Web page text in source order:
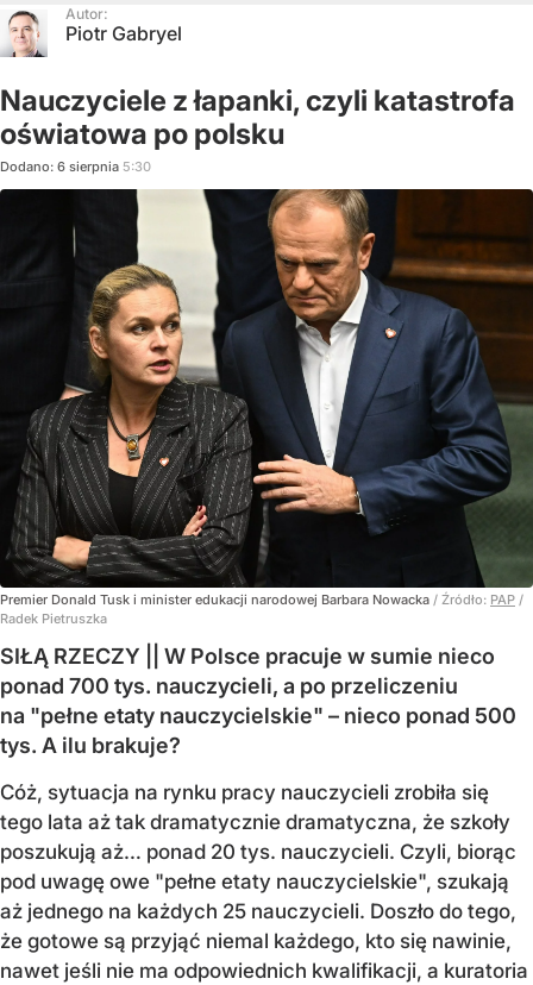
Autor:
Piotr Gabryel
Nauczyciele z łapanki, czyli katastrofa
oświatowa po polsku
Dodano: 6 sierpnia 5:30
Premier Donald Tusk i minister edukacji narodowej Barbara Nowacka / Źródło: PAP /
Radek Pietruszka
SIŁĄ RZECZY || W Polsce pracuje w sumie nieco
ponad 700 tys. nauczycieli, a po przeliczeniu
na "pełne etaty nauczycielskie" – nieco ponad 500
tys. A ilu brakuje?
Cóż, sytuacja na rynku pracy nauczycieli zrobiła się
tego lata aż tak dramatycznie dramatyczna, że szkoły
poszukują aż… ponad 20 tys. nauczycieli. Czyli, biorąc
pod uwagę owe "pełne etaty nauczycielskie", szukają
aż jednego na każdych 25 nauczycieli. Doszło do tego,
że gotowe są przyjąć niemal każdego, kto się nawinie,
nawet jeśli nie ma odpowiednich kwalifikacji, a kuratoria